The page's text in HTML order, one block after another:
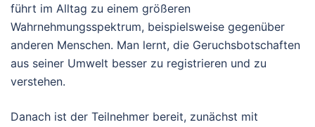
führt im Alltag zu einem größeren
Wahrnehmungsspektrum, beispielsweise gegenüber
anderen Menschen. Man lernt, die Geruchsbotschaften
aus seiner Umwelt besser zu registrieren und zu
verstehen.
Danach ist der Teilnehmer bereit, zunächst mit